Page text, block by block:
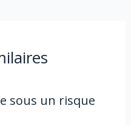
sous un risque